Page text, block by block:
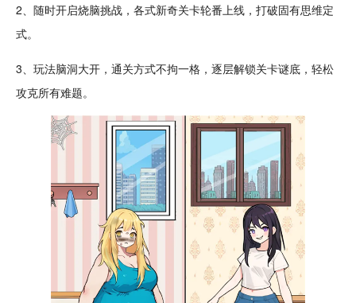
2、随时开启烧脑挑战 ，各式新奇关卡轮番 上线 ，打破固有思维定
式。
3、玩法脑洞大开 ， 通关方式不拘一格，逐层解锁关卡谜底，轻松
攻克所有难题。